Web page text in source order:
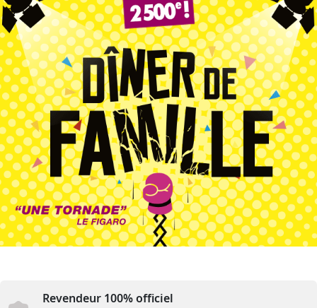
Revendeur 100% officiel